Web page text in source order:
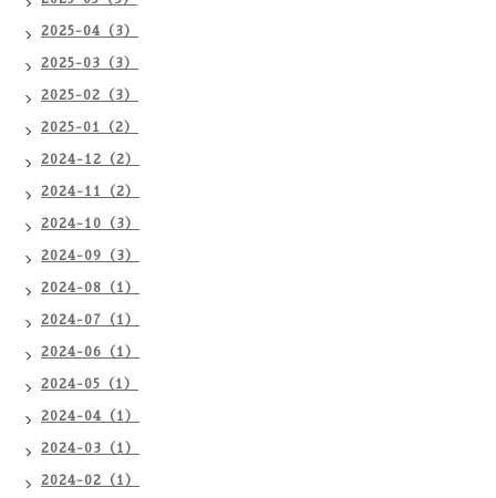
2025-04（3）
2025-03（3）
2025-02（3）
2025-01（2）
2024-12（2）
2024-11（2）
2024-10（3）
2024-09（3）
2024-08（1）
2024-07（1）
2024-06（1）
2024-05（1）
2024-04（1）
2024-03（1）
2024-02（1）